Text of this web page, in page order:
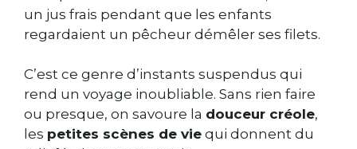
un jus frais pendant que les enfants
regardaient un pêcheur démêler ses filets.
C’est ce genre d’instants suspendus qui
rend un voyage inoubliable. Sans rien faire
ou presque, on savoure la douceur créole,
les petites scènes de vie qui donnent du